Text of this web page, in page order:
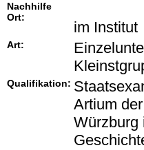
Nachhilfe
Ort:
im Institut
Art:
Qualifikation:
Artium
Würzburg